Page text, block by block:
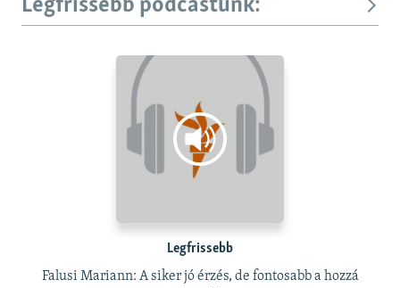
Legfrissebb podcastunk:
Legfrissebb
Falusi Mariann: A siker jó érzés, de fontosabb a hozzá